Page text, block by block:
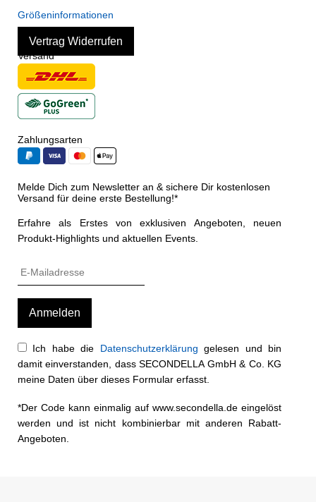
Größeninformationen
Vertrag Widerrufen
Versand
Zahlungsarten
Melde Dich zum Newsletter an & sichere Dir kostenlosen
Versand für deine erste Bestellung!*
Erfahre als Erstes von exklusiven Angeboten, neuen
Produkt-Highlights und aktuellen Events.
Ich habe die Datenschutzerklärung gelesen und bin
damit einverstanden, dass SECONDELLA GmbH & Co. KG
meine Daten über dieses Formular erfasst.
*Der Code kann einmalig auf www.secondella.de eingelöst
werden und ist nicht kombinierbar mit anderen Rabatt-
Angeboten.